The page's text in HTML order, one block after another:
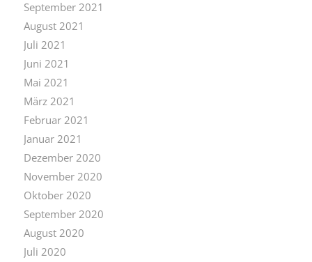
September 2021
August 2021
Juli 2021
Juni 2021
Mai 2021
März 2021
Februar 2021
Januar 2021
Dezember 2020
November 2020
Oktober 2020
September 2020
August 2020
Juli 2020